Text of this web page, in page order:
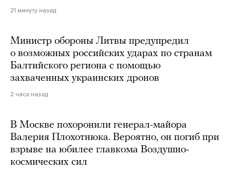
21 минуту назад
Министр обороны Литвы предупредил
о возможных российских ударах по странам
Балтийского региона с помощью
захваченных украинских дронов
2 часа назад
В Москве похоронили генерал-майора
Валерия Плохотнюка. Вероятно, он погиб при
взрыве на юбилее главкома Воздушно-
космических сил